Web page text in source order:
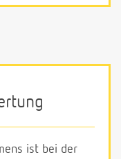
ist bei der